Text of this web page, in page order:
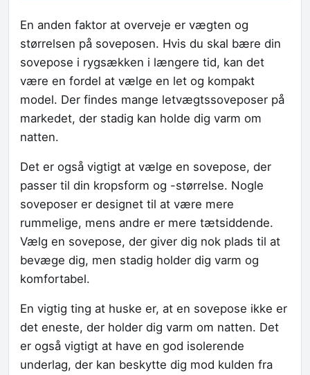
En anden faktor at overveje er vægten og
størrelsen på soveposen. Hvis du skal bære din
sovepose i rygsækken i længere tid, kan det
være en fordel at vælge en let og kompakt
model. Der findes mange letvægtssoveposer på
markedet, der stadig kan holde dig varm om
natten.
Det er også vigtigt at vælge en sovepose, der
passer til din kropsform og -størrelse. Nogle
soveposer er designet til at være mere
rummelige, mens andre er mere tætsiddende.
Vælg en sovepose, der giver dig nok plads til at
bevæge dig, men stadig holder dig varm og
komfortabel.
En vigtig ting at huske er, at en sovepose ikke er
det eneste, der holder dig varm om natten. Det
er også vigtigt at have en god isolerende
underlag, der kan beskytte dig mod kulden fra